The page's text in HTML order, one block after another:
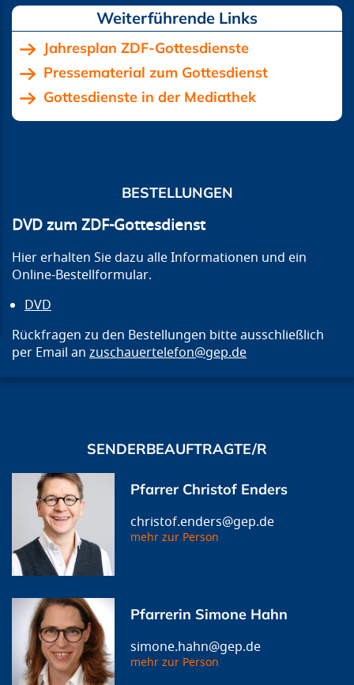
Jahresplan ZDF-Gottesdienste
Pressematerial zum Gottesdienst
Gottesdienste in der Mediathek
BESTELLUNGEN
DVD zum ZDF-Gottesdienst
Hier erhalten Sie dazu alle Informationen und ein
Online-Bestellformular.
DVD
Rückfragen zu den Bestellungen bitte ausschließlich
per Email an zuschauertelefon@gep.de
SENDERBEAUFTRAGTE/R
Pfarrer Christof Enders
christof.enders@gep.de
mehr zur Person
Pfarrerin Simone Hahn
simone.hahn@gep.de
mehr zur Person